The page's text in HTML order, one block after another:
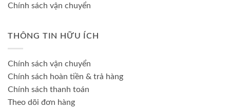
Chính sách vận chuyển
THÔNG TIN HỮU ÍCH
Chính sách vận chuyển
Chính sách hoàn tiền & trả hàng
Chính sách thanh toán
Theo dõi đơn hàng